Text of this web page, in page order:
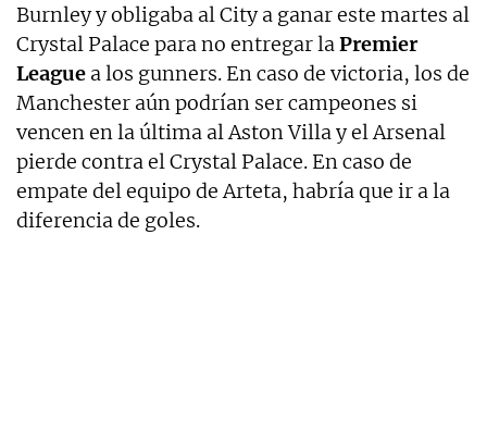
Burnley y obligaba al City a ganar este martes al
Crystal Palace para no entregar laPremier
League a los gunners. En caso de victoria, los de
Manchester aún podrían ser campeones si
vencen en la última al Aston Villa y el Arsenal
pierde contra el Crystal Palace. En caso de
empate del equipo de Arteta, habría que ir a la
diferencia de goles.